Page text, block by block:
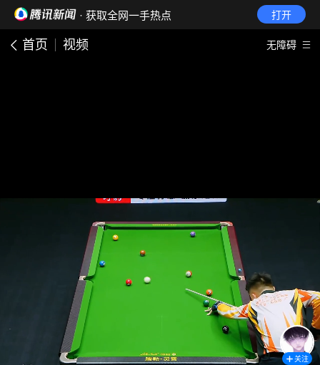
· 获取全网一手热点 打开
首页 视频 无障碍
关注